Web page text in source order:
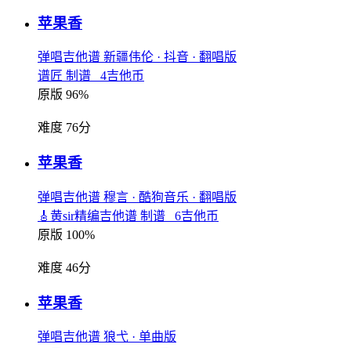
苹果香
弹唱吉他谱 新疆伟伦 · 抖音 · 翻唱版
谱匠 制谱 4吉他币
原版 96%
难度 76分
苹果香
弹唱吉他谱 穆言 · 酷狗音乐 · 翻唱版
🎸黄sir精编吉他谱 制谱 6吉他币
原版 100%
难度 46分
苹果香
弹唱吉他谱 狼弋 · 单曲版